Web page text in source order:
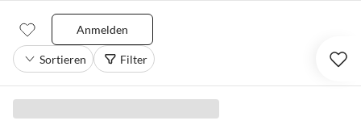
Anmelden
Sortieren Filter